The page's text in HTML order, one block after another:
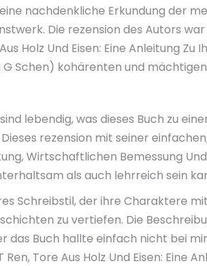
nachdenkliche Erkundung der
Die rezension des Autors
Holz Und Eisen: Eine Anleitung
Schen) kohärenten und
lebendig, was dieses Buch zu
rezension mit seiner
Wirtschaftlichen Bemessung
als auch lehrreich sein
Schreibstil, der ihre Charaktere
zu vertiefen. Die
Buch hallte einfach nicht bei
Tore Aus Holz Und Eisen: Eine